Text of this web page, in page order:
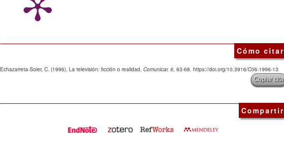
Cómo citar
Echazarreta-Soler, C. (1996). La televisión: ficción o realidad. Comunicar, 6, 63-68. https://doi.org/10.3916/C06-1996-13
Copiar cita
Compartir